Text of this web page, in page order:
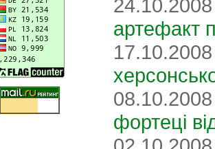
артефакт
фортеці